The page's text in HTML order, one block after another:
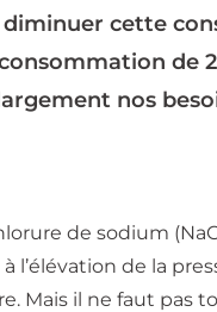
cette
de
nos
de sodium
l’élévation de la
Mais il ne faut pas